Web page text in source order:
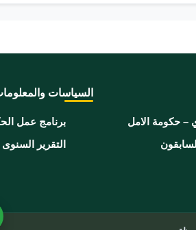
السياسات
برنامج عمل
التقرير
– حكومة الامل